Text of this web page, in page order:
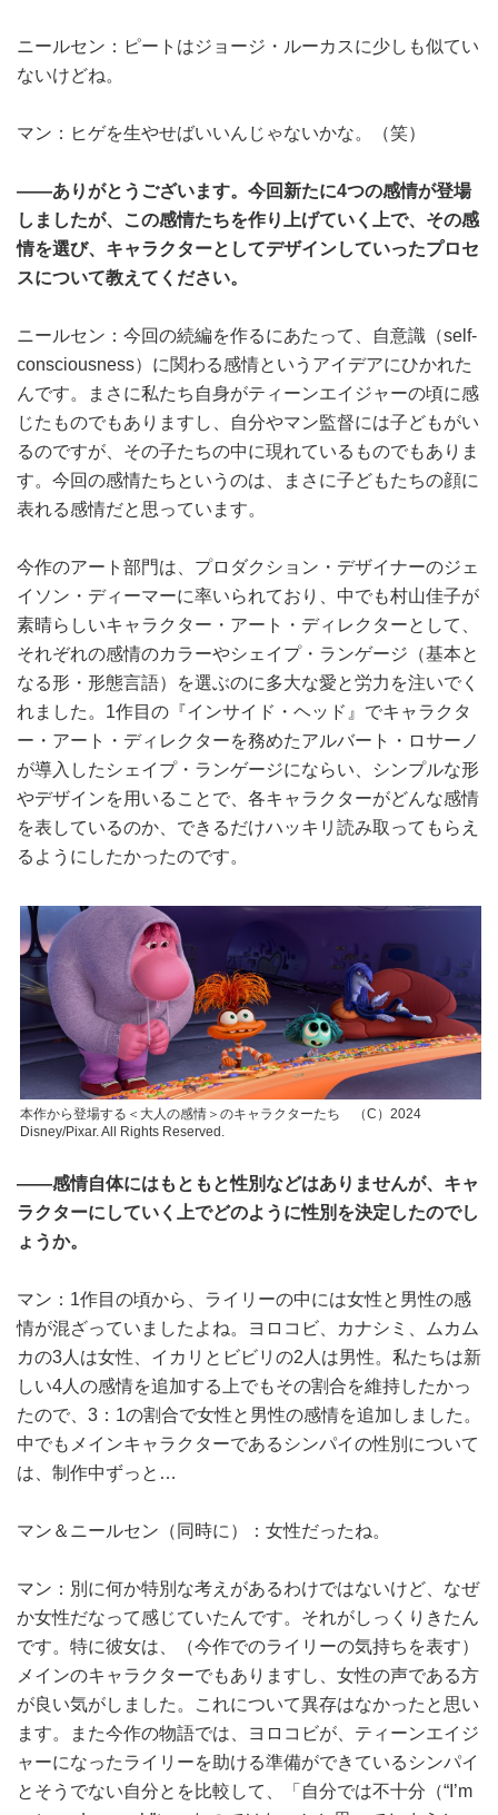
ニールセン：ピートはジョージ・ルーカスに少しも似てい
ないけどね。
マン：ヒゲを生やせばいいんじゃないかな。（笑）
――ありがとうございます。今回新たに4つの感情が登場
しましたが、この感情たちを作り上げていく上で、その感
情を選び、キャラクターとしてデザインしていったプロセ
スについて教えてください。
ニールセン：今回の続編を作るにあたって、自意識（self-
consciousness）に関わる感情というアイデアにひかれた
んです。まさに私たち自身がティーンエイジャーの頃に感
じたものでもありますし、自分やマン監督には子どもがい
るのですが、その子たちの中に現れているものでもありま
す。今回の感情たちというのは、まさに子どもたちの顔に
表れる感情だと思っています。
今作のアート部門は、プロダクション・デザイナーのジェ
イソン・ディーマーに率いられており、中でも村山佳子が
素晴らしいキャラクター・アート・ディレクターとして、
それぞれの感情のカラーやシェイプ・ランゲージ（基本と
なる形・形態言語）を選ぶのに多大な愛と労力を注いでく
れました。1作目の『インサイド・ヘッド』でキャラクタ
ー・アート・ディレクターを務めたアルバート・ロサーノ
が導入したシェイプ・ランゲージにならい、シンプルな形
やデザインを用いることで、各キャラクターがどんな感情
を表しているのか、できるだけハッキリ読み取ってもらえ
るようにしたかったのです。
本作から登場する＜大人の感情＞のキャラクターたち （C）2024
Disney/Pixar. All Rights Reserved.
――感情自体にはもともと性別などはありませんが、キャ
ラクターにしていく上でどのように性別を決定したのでし
ょうか。
マン：1作目の頃から、ライリーの中には女性と男性の感
情が混ざっていましたよね。ヨロコビ、カナシミ、ムカム
カの3人は女性、イカリとビビリの2人は男性。私たちは新
しい4人の感情を追加する上でもその割合を維持したかっ
たので、3：1の割合で女性と男性の感情を追加しました。
中でもメインキャラクターであるシンパイの性別について
は、制作中ずっと…
マン＆ニールセン（同時に）：女性だったね。
マン：別に何か特別な考えがあるわけではないけど、なぜ
か女性だなって感じていたんです。それがしっくりきたん
です。特に彼女は、（今作でのライリーの気持ちを表す）
メインのキャラクターでもありますし、女性の声である方
が良い気がしました。これについて異存はなかったと思い
ます。また今作の物語では、ヨロコビが、ティーンエイジ
ャーになったライリーを助ける準備ができているシンパイ
とそうでない自分とを比較して、「自分では不十分（“I’m